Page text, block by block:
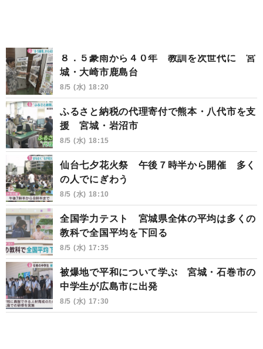
８．５豪雨から４０年 教訓を次世代に 宮
城・大崎市鹿島台
8/5 (水) 18:20
ふるさと納税の代理寄付で熊本・八代市を支
援 宮城・岩沼市
8/5 (水) 18:15
仙台七夕花火祭 午後７時半から開催 多く
の人でにぎわう
8/5 (水) 18:10
全国学力テスト 宮城県全体の平均は多くの
教科で全国平均を下回る
8/5 (水) 17:35
被爆地で平和について学ぶ 宮城・石巻市の
中学生が広島市に出発
8/5 (水) 17:30